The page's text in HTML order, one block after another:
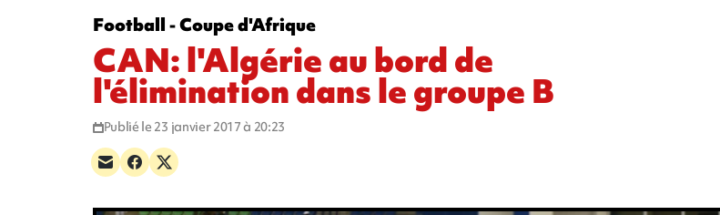
Football - Coupe d'Afrique
CAN: l'Algérie au bord de
l'élimination dans le groupe B
Publié le 23 janvier 2017 à 20:23